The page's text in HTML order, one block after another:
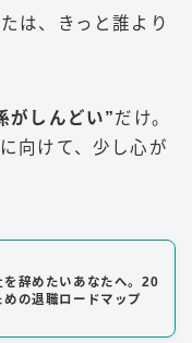
は、きっと誰より
がしんどい”だけ。
向けて、少し心が
を辞めたいあなたへ。20
の退職ロードマップ